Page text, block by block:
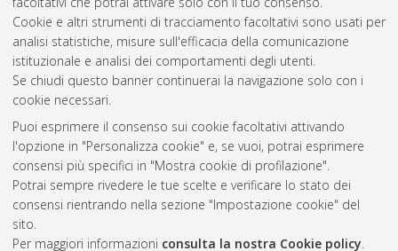
Cookie e altri strumenti di tracciamento facoltativi sono usati per
analisi statistiche, misure sull'efficacia della comunicazione
istituzionale e analisi dei comportamenti degli utenti.
Se chiudi questo banner continuerai la navigazione solo con i
cookie necessari.
Puoi esprimere il consenso sui cookie facoltativi attivando
l'opzione in "Personalizza cookie" e, se vuoi, potrai esprimere
consensi più specifici in "Mostra cookie di profilazione".
Potrai sempre rivedere le tue scelte e verificare lo stato dei
consensi rientrando nella sezione "Impostazione cookie" del
sito.
Per maggiori informazioni consulta la nostra Cookie policy.
Altri metadati
Gestione del documento:
Atom
Rss 1.0
Rss 2.0
AMS Laurea